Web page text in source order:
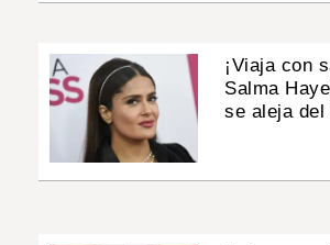
¡Viaja con
Salma
se aleja del